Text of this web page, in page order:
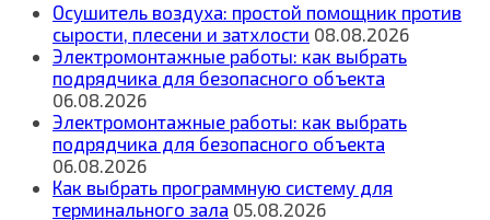
Осушитель воздуха: простой помощник против
сырости, плесени и затхлости 08.08.2026
Электромонтажные работы: как выбрать
подрядчика для безопасного объекта
06.08.2026
Электромонтажные работы: как выбрать
подрядчика для безопасного объекта
06.08.2026
Как выбрать программную систему для
терминального зала 05.08.2026